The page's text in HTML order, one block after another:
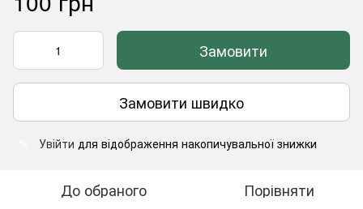
Замовити
Замовити швидко
Увійти для відображення накопичувальної знижки
До обраного Порівняти